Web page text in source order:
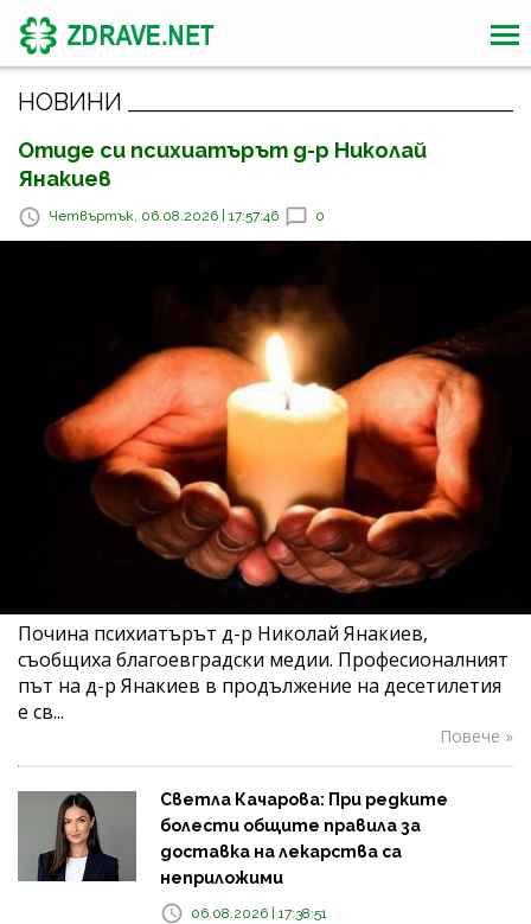
НОВИНИ
Отиде си психиатърът д-р Николай
Янакиев
Четвъртък, 06.08.2026 | 17:57:46 0
Почина психиатърът д-р Николай Янакиев,
съобщиха благоевградски медии. Професионалният
път на д-р Янакиев в продължение на десетилетия
е св...
Повече »
Светла Качарова: При редките
болести общите правила за
доставка на лекарства са
неприложими
06.08.2026 | 17:38:51